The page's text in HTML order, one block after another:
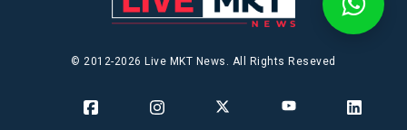
© 2012-2026 Live MKT News. All Rights Reseved